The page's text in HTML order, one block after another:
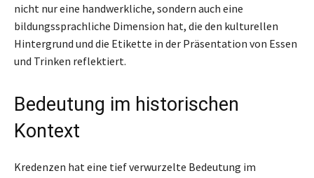
nicht nur eine handwerkliche, sondern auch eine
bildungssprachliche Dimension hat, die den kulturellen
Hintergrund und die Etikette in der Präsentation von Essen
und Trinken reflektiert.
Bedeutung im historischen
Kontext
Kredenzen hat eine tief verwurzelte Bedeutung im